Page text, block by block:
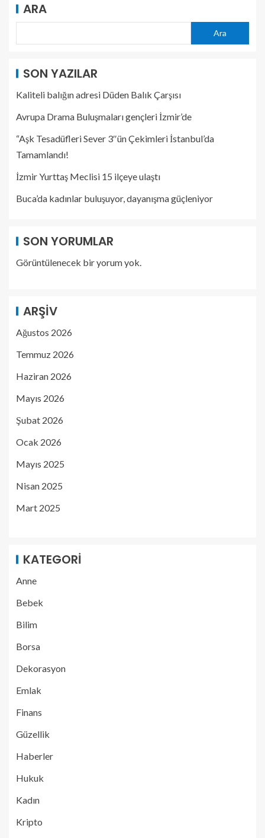
ARA
Ara
SON YAZILAR
Kaliteli balığın adresi Düden Balık Çarşısı
Avrupa Drama Buluşmaları gençleri İzmir’de
“Aşk Tesadüfleri Sever 3″ün Çekimleri İstanbul’da
Tamamlandı!
İzmir Yurttaş Meclisi 15 ilçeye ulaştı
Buca’da kadınlar buluşuyor, dayanışma güçleniyor
SON YORUMLAR
Görüntülenecek bir yorum yok.
ARŞIV
Ağustos 2026
Temmuz 2026
Haziran 2026
Mayıs 2026
Şubat 2026
Ocak 2026
Mayıs 2025
Nisan 2025
Mart 2025
KATEGORI
Anne
Bebek
Bilim
Borsa
Dekorasyon
Emlak
Finans
Güzellik
Haberler
Hukuk
Kadın
Kripto